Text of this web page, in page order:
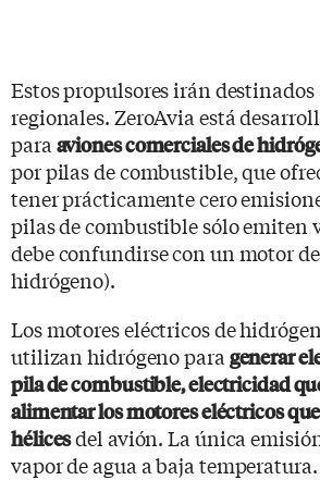
Estos propulsores irán destinados
regionales. ZeroAvia está
para aviones comerciales de
por pilas de combustible, que
tener prácticamente cero
pilas de combustible sólo emiten
debe confundirse con un motor
hidrógeno).
Los motores eléctricos de
utilizan hidrógeno para generar
pila de combustible, electricidad
alimentar los motores eléctricos
hélicesdel avión. La única
vapor de agua a baja temperatura.